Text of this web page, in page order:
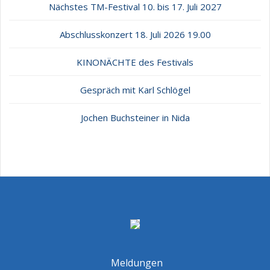
Nächstes TM-Festival 10. bis 17. Juli 2027
Abschlusskonzert 18. Juli 2026 19.00
KINONÄCHTE des Festivals
Gespräch mit Karl Schlögel
Jochen Buchsteiner in Nida
Meldungen